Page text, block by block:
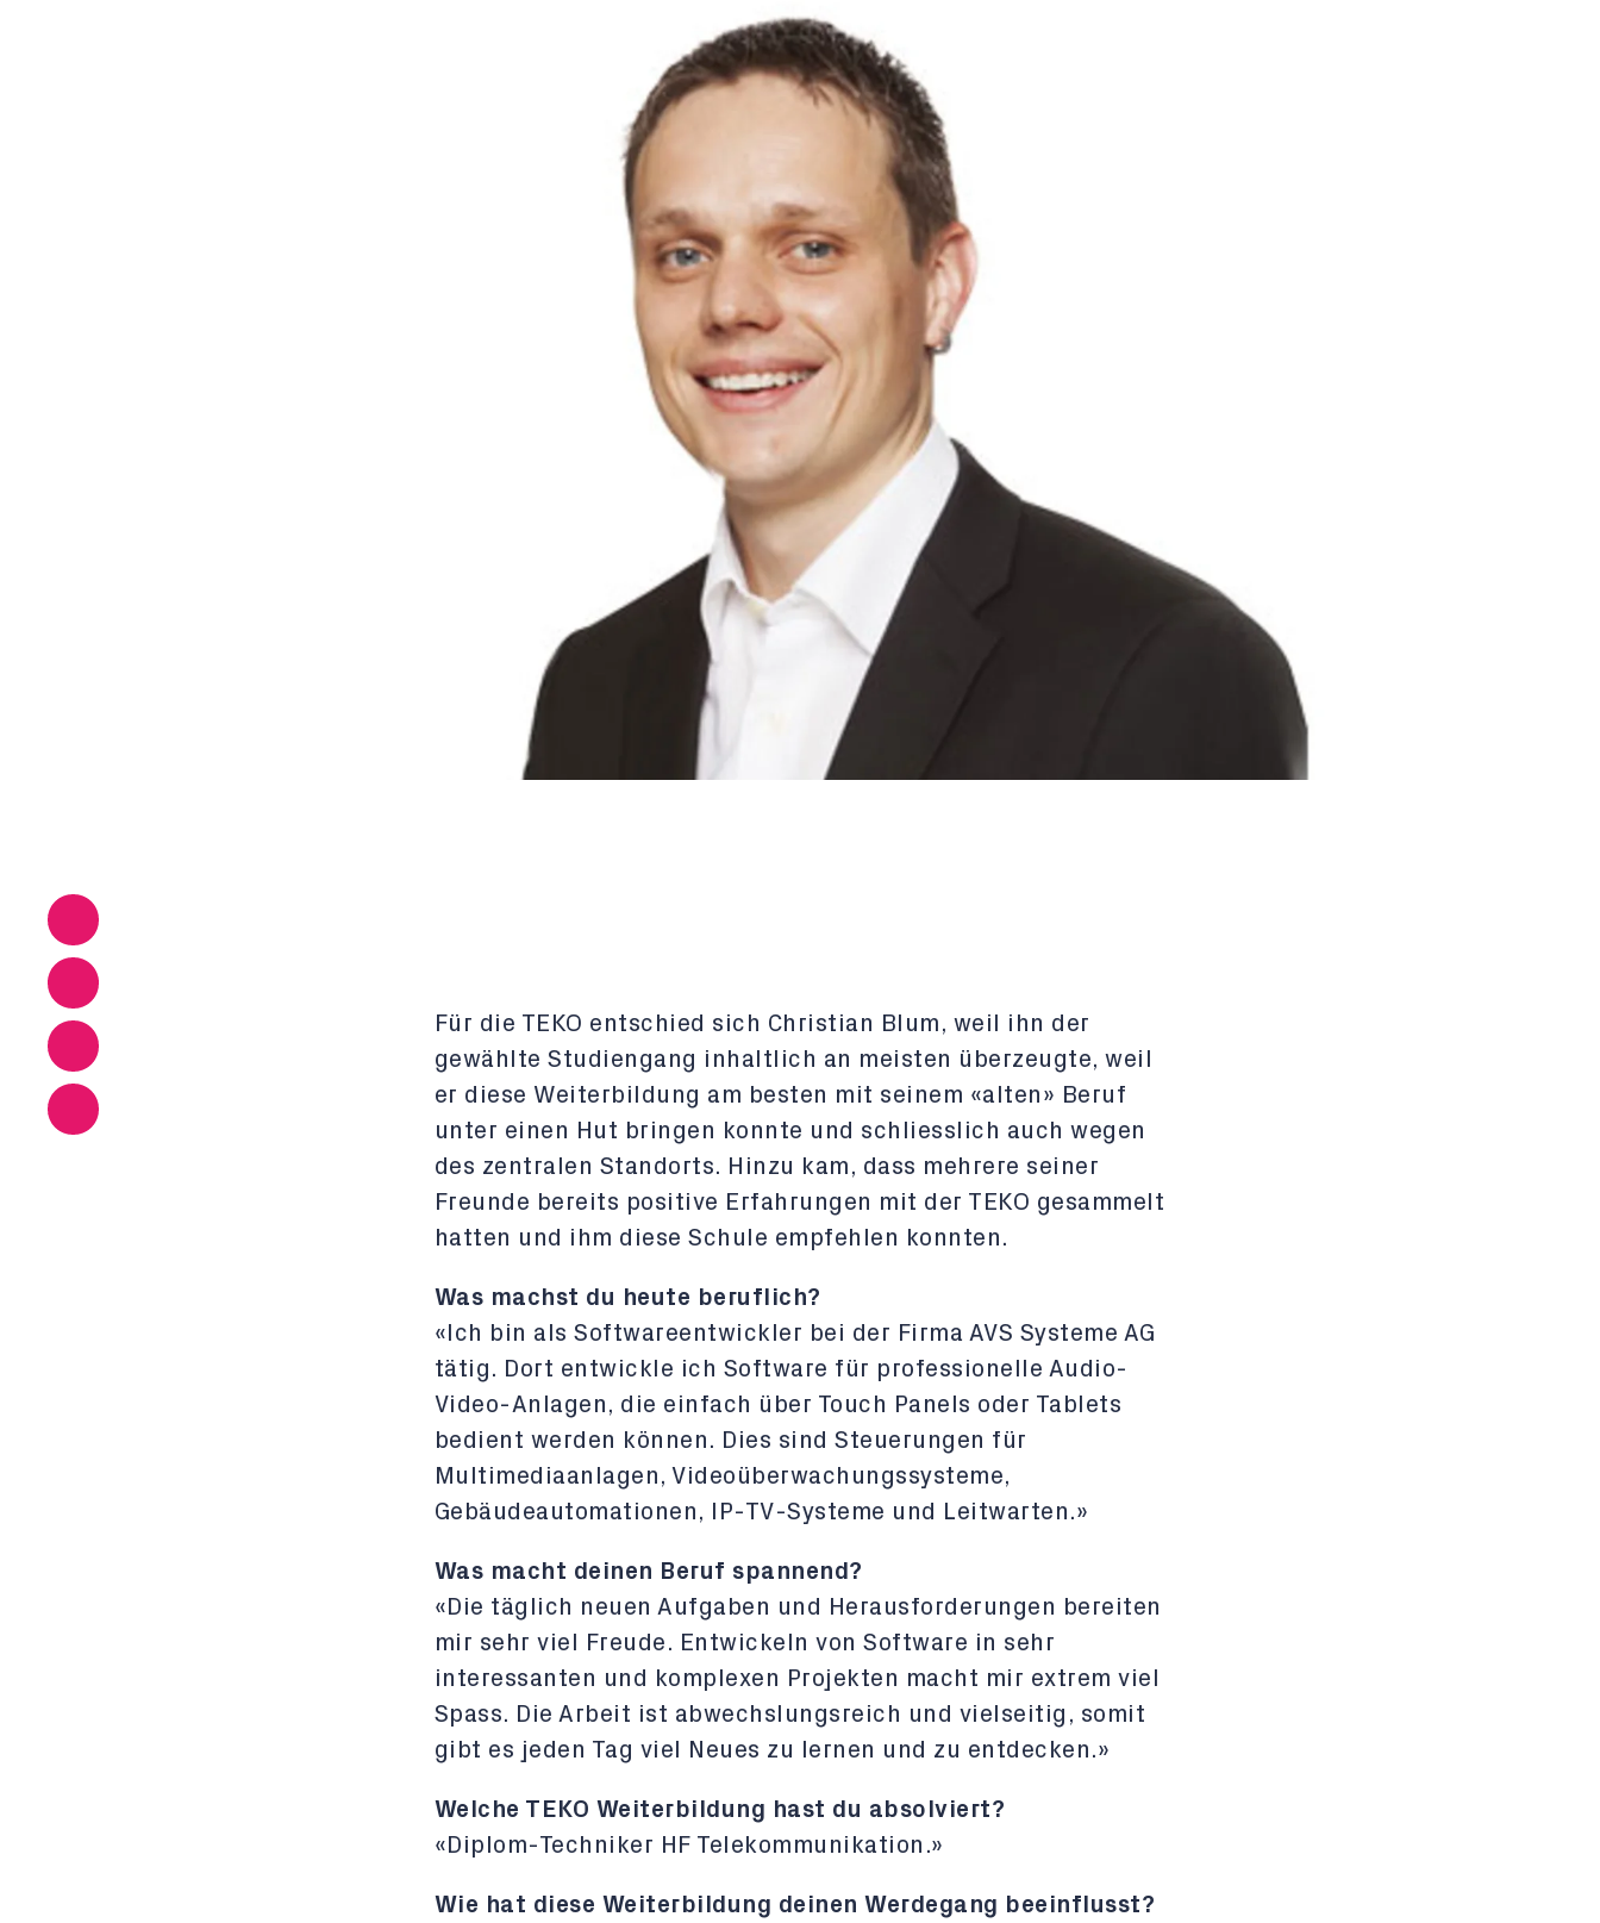
Für die TEKO entschied sich Christian Blum, weil ihn der
gewählte Studiengang inhaltlich an meisten überzeugte, weil
er diese Weiterbildung am besten mit seinem «alten» Beruf
unter einen Hut bringen konnte und schliesslich auch wegen
des zentralen Standorts. Hinzu kam, dass mehrere seiner
Freunde bereits positive Erfahrungen mit der TEKO gesammelt
hatten und ihm diese Schule empfehlen konnten.
Was machst du heute beruflich?
«Ich bin als Softwareentwickler bei der Firma AVS Systeme AG
tätig. Dort entwickle ich Software für professionelle Audio-
Video-Anlagen, die einfach über Touch Panels oder Tablets
bedient werden können. Dies sind Steuerungen für
Multimediaanlagen, Videoüberwachungssysteme,
Gebäudeautomationen, IP-TV-Systeme und Leitwarten.»
Was macht deinen Beruf spannend?
«Die täglich neuen Aufgaben und Herausforderungen bereiten
mir sehr viel Freude. Entwickeln von Software in sehr
interessanten und komplexen Projekten macht mir extrem viel
Spass. Die Arbeit ist abwechslungsreich und vielseitig, somit
gibt es jeden Tag viel Neues zu lernen und zu entdecken.»
Welche TEKO Weiterbildung hast du absolviert?
«Diplom-Techniker HF Telekommunikation.»
Wie hat diese Weiterbildung deinen Werdegang beeinflusst?